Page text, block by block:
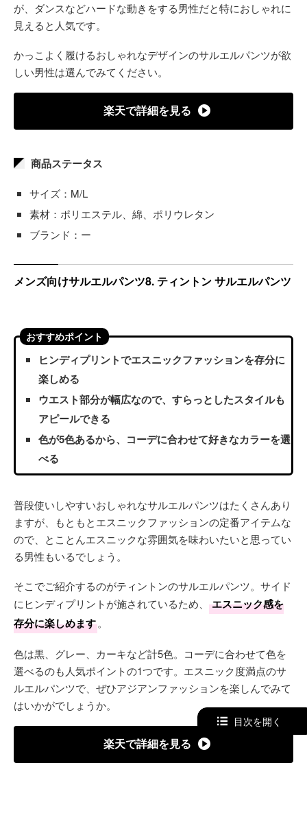
が、ダンスなどハードな動きをする男性だと特におしゃれに
見えると人気です。
かっこよく履けるおしゃれなデザインのサルエルパンツが欲
しい男性は選んでみてください。
楽天で詳細を見る
商品ステータス
サイズ：M/L
素材：ポリエステル、綿、ポリウレタン
ブランド：ー
メンズ向けサルエルパンツ8. ティントン サルエルパンツ
おすすめポイント
ヒンディプリントでエスニックファッションを存分に
楽しめる
ウエスト部分が幅広なので、すらっとしたスタイルも
アピールできる
色が5色あるから、コーデに合わせて好きなカラーを選
べる
普段使いしやすいおしゃれなサルエルパンツはたくさんあり
ますが、もともとエスニックファッションの定番アイテムな
ので、とことんエスニックな雰囲気を味わいたいと思ってい
る男性もいるでしょう。
そこでご紹介するのがティントンのサルエルパンツ。サイド
にヒンディプリントが施されているため、
エスニック感を
存分に楽しめます。
色は黒、グレー、カーキなど計5色。コーデに合わせて色を
選べるのも人気ポイントの1つです。エスニック度満点のサ
ルエルパンツで、ぜひアジアンファッションを楽しんでみて
はいかがでしょうか。
楽天で詳細を見る
目次を開く